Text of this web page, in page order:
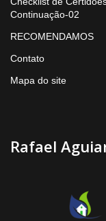
Continuação-02
RECOMENDAMOS
Contato
Mapa do site
Rafael